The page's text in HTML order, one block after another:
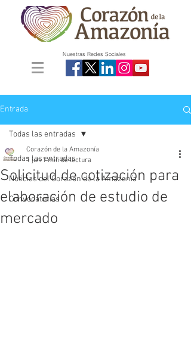
Nuestras Redes Sociales
Entrada
Todas las entradas
Noticias del Corazón de la Amazonía
Convocatorias
Todas las entradas
Solicitud de cotización para
elaboración de estudio de
mercado
Corazón de la Amazonía
1 jun 1 min de lectura